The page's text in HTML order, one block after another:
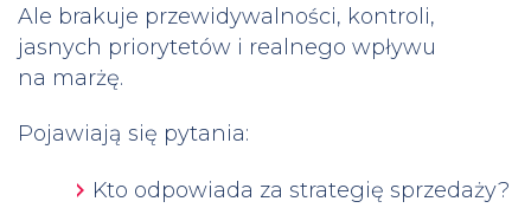
Ale brakuje przewidywalności, kontroli,
jasnych priorytetów i realnego wpływu
na marżę.
Pojawiają się pytania:
Kto odpowiada za strategię sprzedaży?